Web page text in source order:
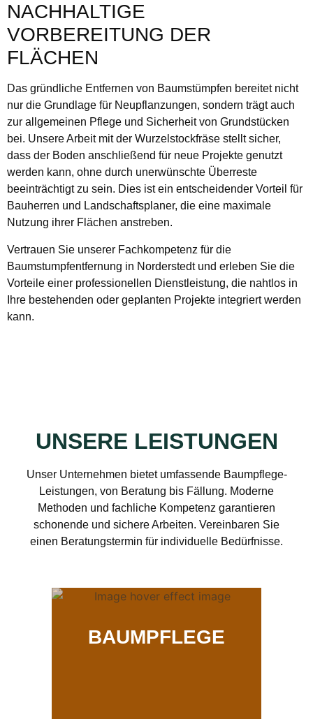
NACHHALTIGE
VORBEREITUNG DER
FLÄCHEN
Das gründliche Entfernen von Baumstümpfen bereitet nicht
nur die Grundlage für Neupflanzungen, sondern trägt auch
zur allgemeinen Pflege und Sicherheit von Grundstücken
bei. Unsere Arbeit mit der Wurzelstockfräse stellt sicher,
dass der Boden anschließend für neue Projekte genutzt
werden kann, ohne durch unerwünschte Überreste
beeinträchtigt zu sein. Dies ist ein entscheidender Vorteil für
Bauherren und Landschaftsplaner, die eine maximale
Nutzung ihrer Flächen anstreben.
Vertrauen Sie unserer Fachkompetenz für die
Baumstumpfentfernung in Norderstedt und erleben Sie die
Vorteile einer professionellen Dienstleistung, die nahtlos in
Ihre bestehenden oder geplanten Projekte integriert werden
kann.
UNSERE LEISTUNGEN
Unser Unternehmen bietet umfassende Baumpflege-
Leistungen, von Beratung bis Fällung. Moderne
Methoden und fachliche Kompetenz garantieren
schonende und sichere Arbeiten. Vereinbaren Sie
einen Beratungstermin für individuelle Bedürfnisse.
BAUMPFLEGE